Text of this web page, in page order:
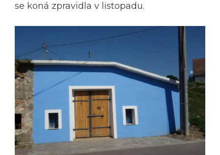
se koná zpravidla v listopadu.